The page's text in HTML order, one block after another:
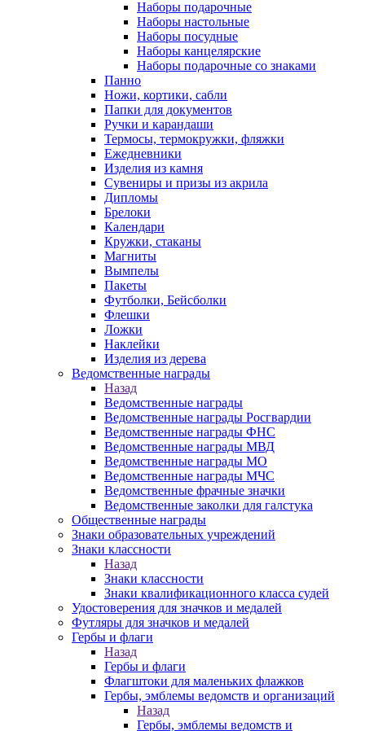
Наборы подарочные
Наборы настольные
Наборы посудные
Наборы канцелярские
Наборы подарочные со знаками
Панно
Ножи, кортики, сабли
Папки для документов
Ручки и карандаши
Термосы, термокружки, фляжки
Ежедневники
Изделия из камня
Сувениры и призы из акрила
Дипломы
Брелоки
Календари
Кружки, стаканы
Магниты
Вымпелы
Пакеты
Футболки, Бейсболки
Флешки
Ложки
Наклейки
Изделия из дерева
Ведомственные награды
Назад
Ведомственные награды
Ведомственные награды Росгвардии
Ведомственные награды ФНС
Ведомственные награды МВД
Ведомственные награды МО
Ведомственные награды МЧС
Ведомственные фрачные значки
Ведомственные заколки для галстука
Общественные награды
Знаки образовательных учреждений
Знаки классности
Назад
Знаки классности
Знаки квалификационного класса судей
Удостоверения для значков и медалей
Футляры для значков и медалей
Гербы и флаги
Назад
Гербы и флаги
Флагштоки для маленьких флажков
Гербы, эмблемы ведомств и организаций
Назад
Гербы, эмблемы ведомств и